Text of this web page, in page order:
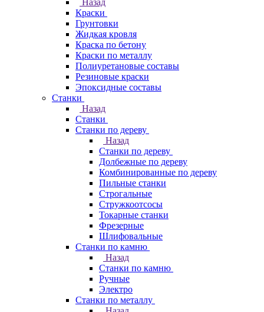
Назад
Краски
Грунтовки
Жидкая кровля
Краска по бетону
Краски по металлу
Полиуретановые составы
Резиновые краски
Эпоксидные составы
Станки
Назад
Станки
Станки по дереву
Назад
Станки по дереву
Долбежные по дереву
Комбинированные по дереву
Пильные станки
Строгальные
Стружкоотсосы
Токарные станки
Фрезерные
Шлифовальные
Станки по камню
Назад
Станки по камню
Ручные
Электро
Станки по металлу